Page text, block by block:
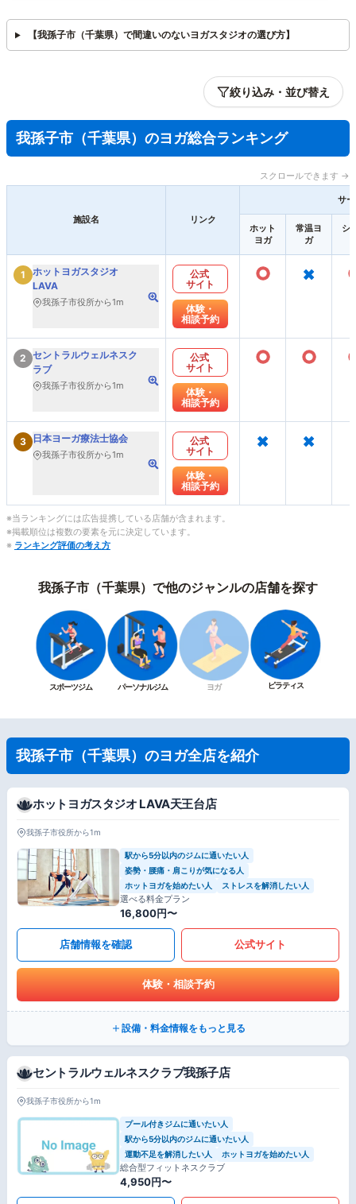
【我孫子市（千葉県）で間違いのないヨガスタジオの選び方】
絞り込み・並び替え
我孫子市（千葉県）のヨガ総合ランキング
スクロールできます →
施設名 リンク
サ
ホット
ヨガ
常温ヨ
ガ
シ
1
ホットヨガスタジオ
LAVA
我孫子市役所から1m
公式
サイト
体験・
相談予約
○ ×
2 セントラルウェルネスク
ラブ
我孫子市役所から1m
公式
サイト
体験・
相談予約
○ ○
3 日本ヨーガ療法士協会
我孫子市役所から1m
公式
サイト
体験・
相談予約
× ×
※当ランキングには広告提携している店舗が含まれます。
※掲載順位は複数の要素を元に決定しています。
※ ランキング評価の考え方
我孫子市（千葉県）で他のジャンルの店舗を探す
スポーツジム パーソナルジム ヨガ ピラティス
我孫子市（千葉県）のヨガ全店を紹介
ホットヨガスタジオ LAVA天王台店
我孫子市役所から1m
駅から5分以内のジムに通いたい人
姿勢・腰痛・肩こりが気になる人
ホットヨガを始めたい人
ストレスを解消したい人
選べる料金プラン
16,800円〜
店舗情報を確認 公式サイト
体験・相談予約
設備・料金情報をもっと見る
セントラルウェルネスクラブ我孫子店
我孫子市役所から1m
プール付きジムに通いたい人
駅から5分以内のジムに通いたい人
運動不足を解消したい人
ホットヨガを始めたい人
総合型フィットネスクラブ
4,950円〜